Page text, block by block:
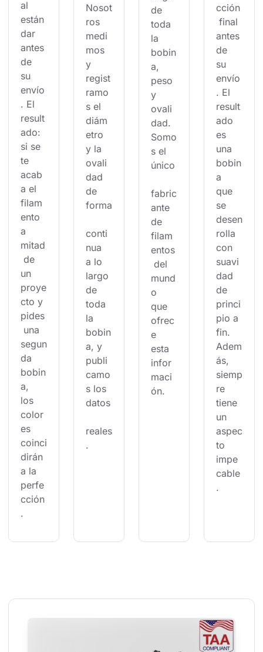
al
están
dar
antes
de
su
envío
. El
result
ado:
si se
te
acab
a el
filam
ento
a
mitad
de
un
proye
cto y
pides
una
segun
da
bobin
a,
los
color
es
coinci
dirán
a la
perfe
cción
.
Nosot
ros
medi
mos
y
regist
ramo
s el
diám
etro
y la
ovali
dad
de
forma
conti
nua
a lo
largo
de
toda
la
bobin
a, y
publi
camo
s los
datos
reales
.
de
toda
la
bobin
a,
peso
y
ovali
dad.
Somo
s el
único
fabric
ante
de
filam
entos
del
mund
o
que
ofrec
e
esta
infor
maci
ón.
cción
final
antes
de
su
envío
. El
result
ado
es
una
bobin
a
que
se
desen
rolla
con
suavi
dad
de
princi
pio a
fin.
Adem
ás,
siemp
re
tiene
un
aspec
to
impe
cable
.